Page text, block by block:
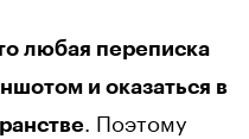
любая переписка
и оказаться в
. Поэтому